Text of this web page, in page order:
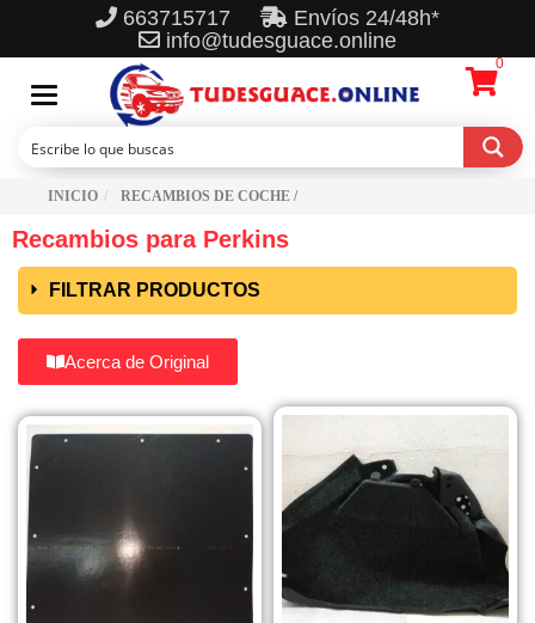
663715717
Envíos 24/48h*
info@tudesguace.online
Toggle
navigation
0
INICIO RECAMBIOS DE COCHE /
Recambios para Perkins
FILTRAR PRODUCTOS
Acerca de Original